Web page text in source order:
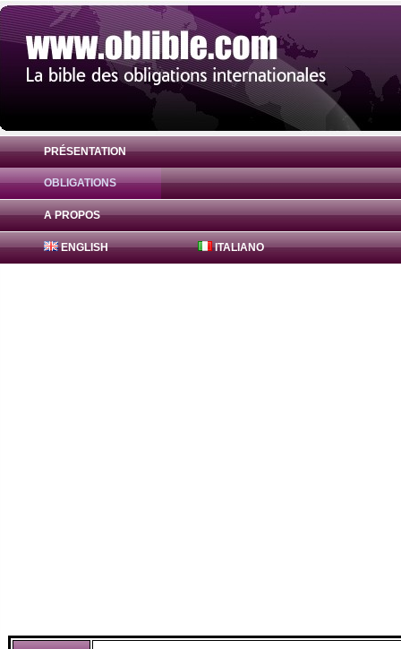
PRÉSENTATION
OBLIGATIONS
A PROPOS
ENGLISH ITALIANO
Obligation Bajaj Finance Bonds 0% (